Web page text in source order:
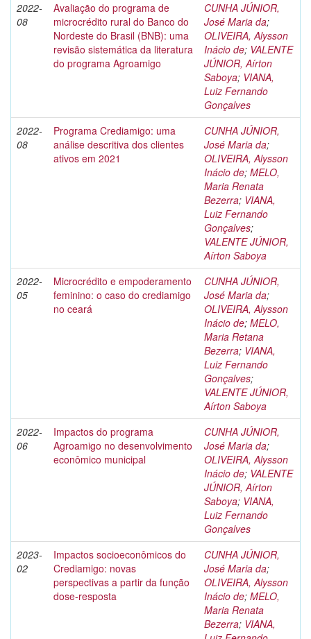
2022-
08
Avaliação do programa de
microcrédito rural do Banco do
Nordeste do Brasil (BNB): uma
revisão sistemática da literatura
do programa Agroamigo
CUNHA JÚNIOR,
José Maria da;
OLIVEIRA, Alysson
Inácio de; VALENTE
JÚNIOR, Aírton
Saboya; VIANA,
Luiz Fernando
Gonçalves
2022-
08
Programa Crediamigo: uma
análise descritiva dos clientes
ativos em 2021
CUNHA JÚNIOR,
José Maria da;
OLIVEIRA, Alysson
Inácio de; MELO,
Maria Renata
Bezerra; VIANA,
Luiz Fernando
Gonçalves;
VALENTE JÚNIOR,
Aírton Saboya
2022-
05
Microcrédito e empoderamento
feminino: o caso do crediamigo
no ceará
CUNHA JÚNIOR,
José Maria da;
OLIVEIRA, Alysson
Inácio de; MELO,
Maria Retana
Bezerra; VIANA,
Luiz Fernando
Gonçalves;
VALENTE JÚNIOR,
Aírton Saboya
2022-
06
Impactos do programa
Agroamigo no desenvolvimento
econômico municipal
CUNHA JÚNIOR,
José Maria da;
OLIVEIRA, Alysson
Inácio de; VALENTE
JÚNIOR, Aírton
Saboya; VIANA,
Luiz Fernando
Gonçalves
2023-
02
Impactos socioeconômicos do
Crediamigo: novas
perspectivas a partir da função
dose-resposta
CUNHA JÚNIOR,
José Maria da;
OLIVEIRA, Alysson
Inácio de; MELO,
Maria Renata
Bezerra; VIANA,